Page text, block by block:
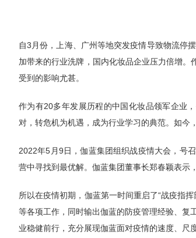
自3月份，上海、广州等地突发疫情导致物流停
加带来的行业洗牌，国内化妆品企业压力倍增。
受到的影响尤甚。
作为有20多年发展历程的中国化妆品领军企业
对，转危机为机遇，成为行业学习的典范。如今
2022年5月9日，伽蓝集团组织战疫情大会，号
营中寻找到最优解。伽蓝集团董事长郑春颖表示
所以在疫情初期，伽蓝第一时间重启了“战疫指
等各项工作，同时输出伽蓝的防疫管理经验、复
业稳健前行，充分展现伽蓝面对疫情的速度、尺